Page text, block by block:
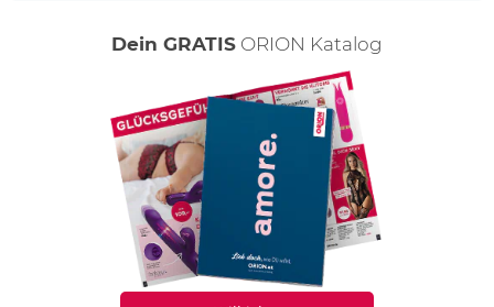
Dein GRATIS ORION Katalog